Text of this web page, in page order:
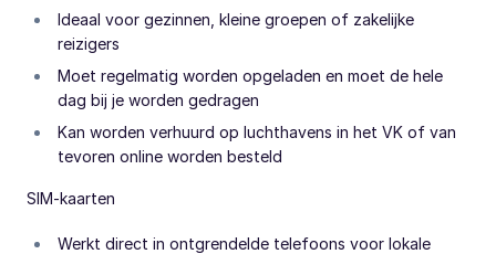
Ideaal voor gezinnen, kleine groepen of zakelijke
reizigers
Moet regelmatig worden opgeladen en moet de hele
dag bij je worden gedragen
Kan worden verhuurd op luchthavens in het VK of van
tevoren online worden besteld
SIM-kaarten
Werkt direct in ontgrendelde telefoons voor lokale